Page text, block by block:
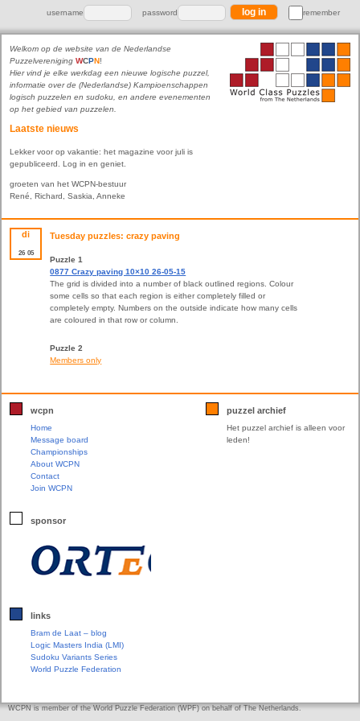
username password remember
Welkom op de website van de Nederlandse
Puzzelvereniging WCPN!
Hier vind je elke werkdag een nieuwe logische puzzel,
informatie over de (Nederlandse) Kampioenschappen
logisch puzzelen en sudoku, en andere evenementen
op het gebied van puzzelen.
Laatste nieuws
Lekker voor op vakantie: het magazine voor juli is
gepubliceerd. Log in en geniet.
groeten van het WCPN-bestuur
René, Richard, Saskia, Anneke
di
26 05
Tuesday puzzles: crazy paving
Puzzle 1
0877 Crazy paving 10×10 26-05-15
The grid is divided into a number of black outlined regions. Colour
some cells so that each region is either completely filled or
completely empty. Numbers on the outside indicate how many cells
are coloured in that row or column.
Puzzle 2
Members only
wcpn
Home
Message board
Championships
About WCPN
Contact
Join WCPN
sponsor
links
Bram de Laat – blog
Logic Masters India (LMI)
Sudoku Variants Series
World Puzzle Federation
puzzel archief
Het puzzel archief is alleen voor
leden!
WCPN is member of the World Puzzle Federation (WPF) on behalf of The Netherlands.